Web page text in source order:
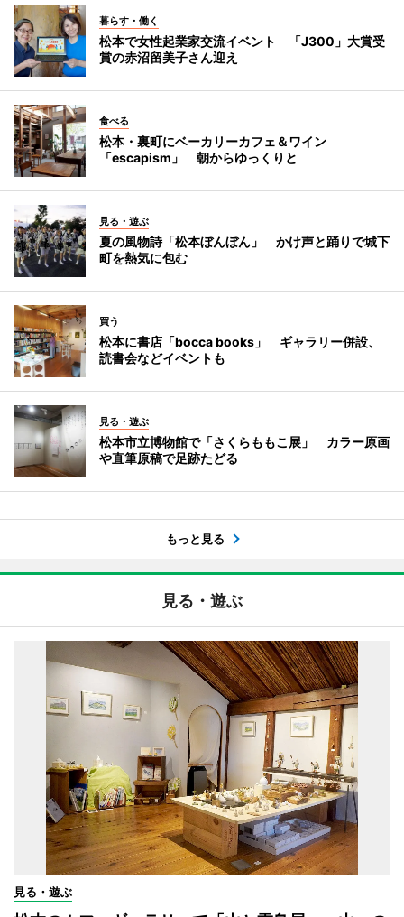
暮らす・働く
松本で女性起業家交流イベント 「J300」大賞受
賞の赤沼留美子さん迎え
食べる
松本・裏町にベーカリーカフェ＆ワイン
「escapism」 朝からゆっくりと
見る・遊ぶ
夏の風物詩「松本ぼんぼん」 かけ声と踊りで城下
町を熱気に包む
買う
松本に書店「bocca books」 ギャラリー併設、
読書会などイベントも
見る・遊ぶ
松本市立博物館で「さくらももこ展」 カラー原画
や直筆原稿で足跡たどる
もっと見る
見る・遊ぶ
見る・遊ぶ